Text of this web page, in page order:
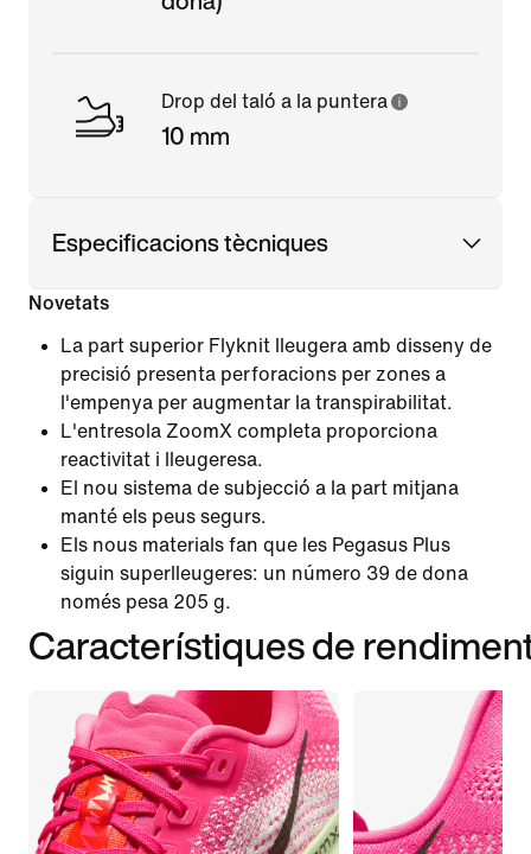
Drop del taló a la puntera
10 mm
Especificacions tècniques
Novetats
La part superior Flyknit lleugera amb disseny de
precisió presenta perforacions per zones a
l'empenya per augmentar la transpirabilitat.
L'entresola ZoomX completa proporciona
reactivitat i lleugeresa.
El nou sistema de subjecció a la part mitjana
manté els peus segurs.
Els nous materials fan que les Pegasus Plus
siguin superlleugeres: un número 39 de dona
només pesa 205 g.
Característiques de